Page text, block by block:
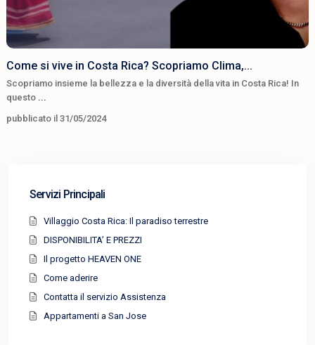
Come si vive in Costa Rica? Scopriamo Clima,...
Scopriamo insieme la bellezza e la diversità della vita in Costa Rica! In
questo ...
pubblicato il 31/05/2024
Servizi Principali
Villaggio Costa Rica: Il paradiso terrestre
DISPONIBILITA’ E PREZZI
Il progetto HEAVEN ONE
Come aderire
Contatta il servizio Assistenza
Appartamenti a San Jose